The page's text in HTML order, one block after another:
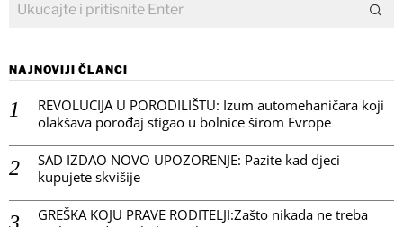
NAJNOVIJI ČLANCI
REVOLUCIJA U PORODILIŠTU: Izum automehaničara koji
olakšava porođaj stigao u bolnice širom Evrope
SAD IZDAO NOVO UPOZORENJE: Pazite kad djeci
kupujete skvišije
GREŠKA KOJU PRAVE RODITELJI:Zašto nikada ne treba